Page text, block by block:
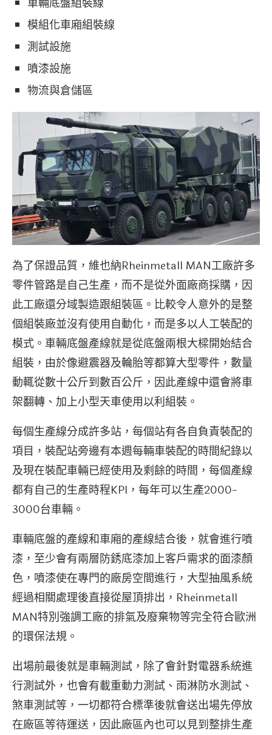
模組化車廂組裝線
測試設施
噴漆設施
物流與倉儲區
為了保證品質，維也納Rheinmetall MAN工廠許多
零件管路是自己生產，而不是從外面廠商採購，因
此工廠還分域製造跟組裝區。比較令人意外的是整
個組裝廠並沒有使用自動化，而是多以人工裝配的
模式。車輛底盤產線就是從底盤兩根大樑開始結合
組裝，由於像避震器及輪胎等都算大型零件，數量
動輒從數十公斤到數百公斤，因此產線中還會將車
架翻轉、加上小型天車使用以利組裝。
每個生產線分成許多站，每個站有各自負責裝配的
項目，裝配站旁邊有本週每輛車裝配的時間紀錄以
及現在裝配車輛已經使用及剩餘的時間，每個產線
都有自己的生產時程KPI，每年可以生產2000-
3000台車輛。
車輛底盤的產線和車廂的產線結合後，就會進行噴
漆，至少會有兩層防銹底漆加上客戶需求的面漆顏
色，噴漆使在專門的廠房空間進行，大型抽風系統
經過相關處理後直接從屋頂排出，Rheinmetall
MAN特別強調工廠的排氣及廢棄物等完全符合歐洲
的環保法規。
出場前最後就是車輛測試，除了會針對電器系統進
行測試外，也會有載重動力測試、雨淋防水測試、
煞車測試等，一切都符合標準後就會送出場先停放
在廠區等待運送，因此廠區內也可以見到整排生產